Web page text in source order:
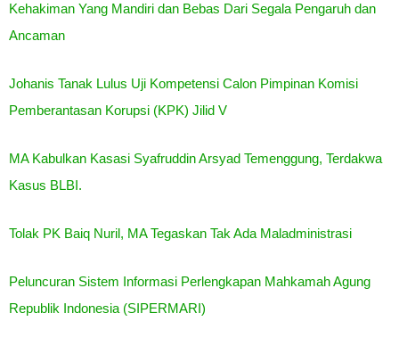
Kehakiman Yang Mandiri dan Bebas Dari Segala Pengaruh dan
Ancaman
Johanis Tanak Lulus Uji Kompetensi Calon Pimpinan Komisi
Pemberantasan Korupsi (KPK) Jilid V
MA Kabulkan Kasasi Syafruddin Arsyad Temenggung, Terdakwa
Kasus BLBI.
Tolak PK Baiq Nuril, MA Tegaskan Tak Ada Maladministrasi
Peluncuran Sistem Informasi Perlengkapan Mahkamah Agung
Republik Indonesia (SIPERMARI)